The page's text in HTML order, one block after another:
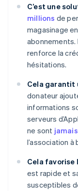
C’est une
millions de
magasinage
abonnements.
renforce la
hésitations.
Cela garantit
donateur
informations
serveurs
ne sont
l’association à
Cela favorise
est rapide et
susceptibles